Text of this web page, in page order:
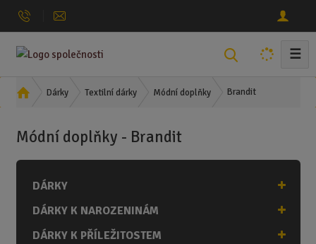
h
a
☰
Ú
d
s
a
Dárky Textilní dárky Módní doplňky Brandit
Módní doplňky - Brandit
DÁRKY
DÁRKY K NAROZENINÁM
DÁRKY K PŘÍLEŽITOSTEM